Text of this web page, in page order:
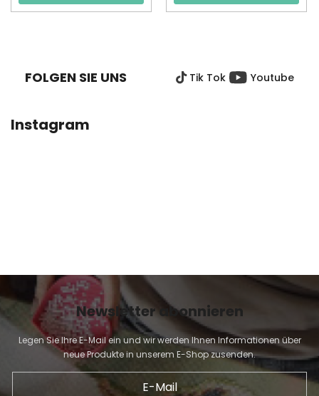
FOLGEN SIE UNS Tik Tok Youtube
Instagram
Newsletter abonnieren
Legen Sie Ihre E-Mail ein und wir werden Ihnen Informationen über
neue Produkte in unserem E-Shop zusenden.
E-Mail